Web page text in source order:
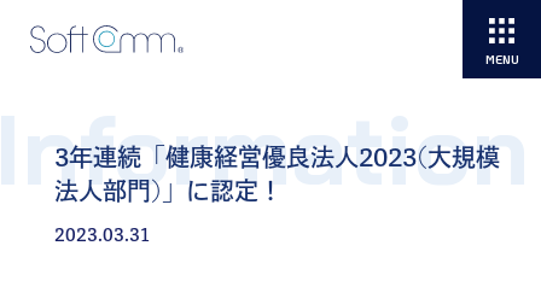
2023.03.31
3年連続「健康経営優良法人2023(大規模
法人部門)」に認定！